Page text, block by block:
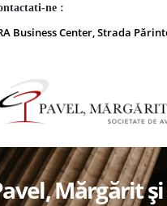
ne :
Business Center, Strada
Mărgărit